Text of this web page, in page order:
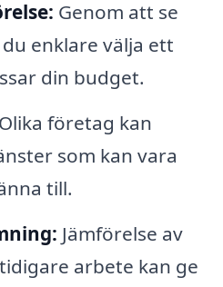
Genom att se
enklare välja ett
din budget.
Olika företag kan
som kan vara
till.
Jämförelse av
arbete kan ge